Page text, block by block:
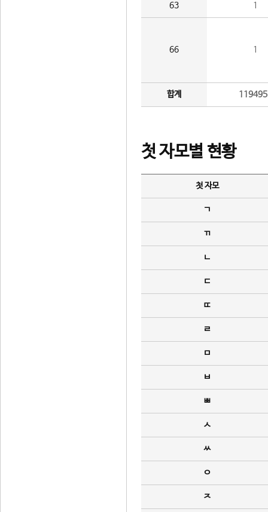
63 1
66 1
합계
첫 자모별 현황
첫 자모
ㄱ
ㄲ
ㄴ
ㄷ
ㄸ
ㄹ
ㅁ
ㅂ
ㅃ
ㅅ
ㅆ
ㅇ
ㅈ